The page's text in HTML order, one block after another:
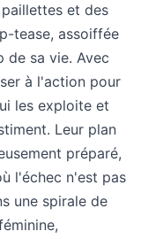
et des
tease, assoiffée
de sa vie. Avec
à l'action pour
les exploite et
Leur plan
préparé,
l'échec n'est pas
une spirale de